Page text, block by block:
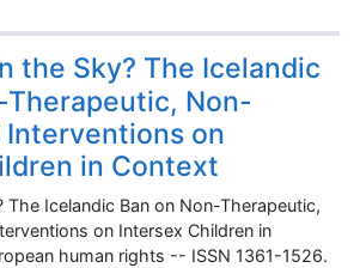
the Sky? The Icelandic
Therapeutic, Non-
Interventions on
in Context
The Icelandic Ban on Non-Therapeutic,
on Intersex Children in
human rights -- ISSN 1361-1526.